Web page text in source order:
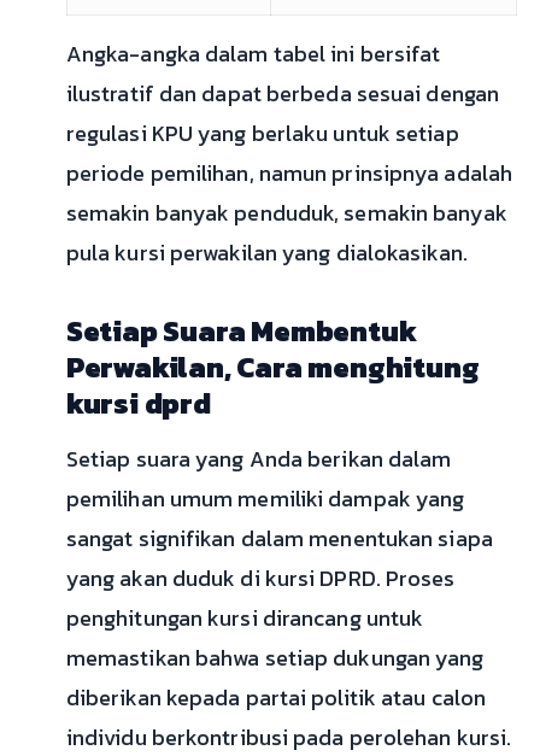
Angka-angka dalam tabel ini bersifat
ilustratif dan dapat berbeda sesuai dengan
regulasi KPU yang berlaku untuk setiap
periode pemilihan, namun prinsipnya adalah
semakin banyak penduduk, semakin banyak
pula kursi perwakilan yang dialokasikan.
Setiap Suara Membentuk
Perwakilan, Cara menghitung
kursi dprd
Setiap suara yang Anda berikan dalam
pemilihan umum memiliki dampak yang
sangat signifikan dalam menentukan siapa
yang akan duduk di kursi DPRD. Proses
penghitungan kursi dirancang untuk
memastikan bahwa setiap dukungan yang
diberikan kepada partai politik atau calon
individu berkontribusi pada perolehan kursi.